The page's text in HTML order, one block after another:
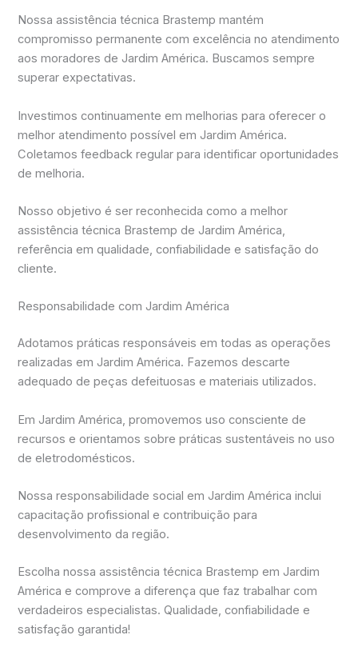
Nossa assistência técnica Brastemp mantém
compromisso permanente com excelência no atendimento
aos moradores de Jardim América. Buscamos sempre
superar expectativas.
Investimos continuamente em melhorias para oferecer o
melhor atendimento possível em Jardim América.
Coletamos feedback regular para identificar oportunidades
de melhoria.
Nosso objetivo é ser reconhecida como a melhor
assistência técnica Brastemp de Jardim América,
referência em qualidade, confiabilidade e satisfação do
cliente.
Responsabilidade com Jardim América
Adotamos práticas responsáveis em todas as operações
realizadas em Jardim América. Fazemos descarte
adequado de peças defeituosas e materiais utilizados.
Em Jardim América, promovemos uso consciente de
recursos e orientamos sobre práticas sustentáveis no uso
de eletrodomésticos.
Nossa responsabilidade social em Jardim América inclui
capacitação profissional e contribuição para
desenvolvimento da região.
Escolha nossa assistência técnica Brastemp em Jardim
América e comprove a diferença que faz trabalhar com
verdadeiros especialistas. Qualidade, confiabilidade e
satisfação garantida!